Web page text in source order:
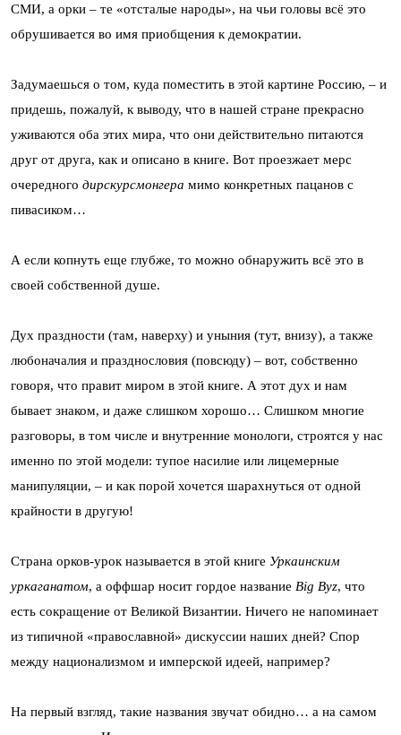
СМИ, а орки – те «отсталые народы», на чьи головы всё это
обрушивается во имя приобщения к демократии.
Задумаешься о том, куда поместить в этой картине Россию, – и
придешь, пожалуй, к выводу, что в нашей стране прекрасно
уживаются оба этих мира, что они действительно питаются
друг от друга, как и описано в книге. Вот проезжает мерс
очередного дирскурсмонгера мимо конкретных пацанов с
пивасиком…
А если копнуть еще глубже, то можно обнаружить всё это в
своей собственной душе.
Дух праздности (там, наверху) и уныния (тут, внизу), а также
любоначалия и празднословия (повсюду) – вот, собственно
говоря, что правит миром в этой книге. А этот дух и нам
бывает знаком, и даже слишком хорошо… Слишком многие
разговоры, в том числе и внутренние монологи, строятся у нас
именно по этой модели: тупое насилие или лицемерные
манипуляции, – и как порой хочется шарахнуться от одной
крайности в другую!
Страна орков-урок называется в этой книге Уркаинским
уркаганатом, а оффшар носит гордое название Big Byz, что
есть сокращение от Великой Византии. Ничего не напоминает
из типичной «православной» дискуссии наших дней? Спор
между национализмом и имперской идеей, например?
На первый взгляд, такие названия звучат обидно… а на самом